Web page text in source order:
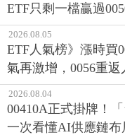
ETF只剩一檔贏過
2026.08.05
ETF人氣榜》漲時買
氣再激增，0056重返
2026.08.04
00410A正式掛牌！
一次看懂AI供應鏈布